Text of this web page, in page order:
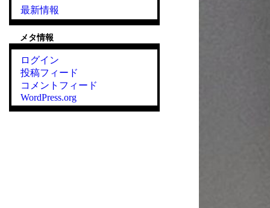
最新情報
メタ情報
ログイン
投稿フィード
コメントフィード
WordPress.org